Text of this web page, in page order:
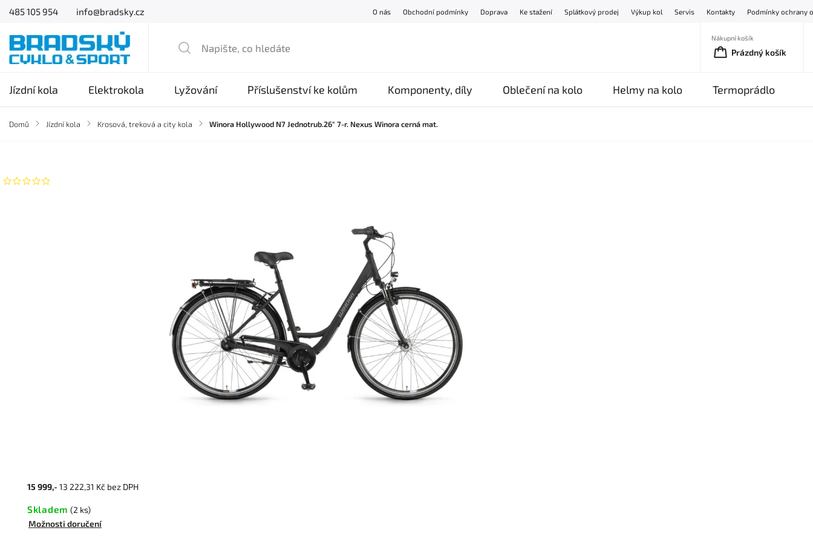
485 105 954 info@bradsky.cz O nás Obchodní podmínky Doprava Ke stažení Splátkový prodej Výkup kol Servis Kontakty Podmínky ochrany
Nákupní košík
Prázdný košík
Jízdní kola Elektrokola Lyžování Příslušenství ke kolům Komponenty, díly Oblečení na kolo Helmy na kolo Termoprádlo
Domů / Jízdní kola / Krosová, treková a city kola / Winora Hollywood N7 Jednotrub.26" 7-r. Nexus Winora cerná mat.
15 999,-13 222,31 Kč bez DPH
Skladem (2 ks)
Možnosti doručení